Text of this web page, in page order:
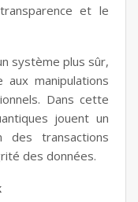
et le
système plus sûr,
manipulations
Dans cette
jouent un
transactions
des données.